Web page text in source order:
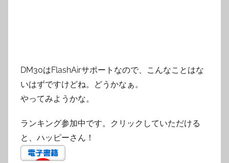
DM30はFlashAirサポートなので、こんなことはな
いはずですけどね。どうかなぁ。
やってみようかな。
ランキング参加中です。クリックしていただける
と、ハッピーさん！